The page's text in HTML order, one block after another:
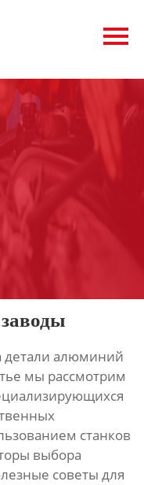
детали алюминий
мы рассмотрим
станков
выбора
советы для